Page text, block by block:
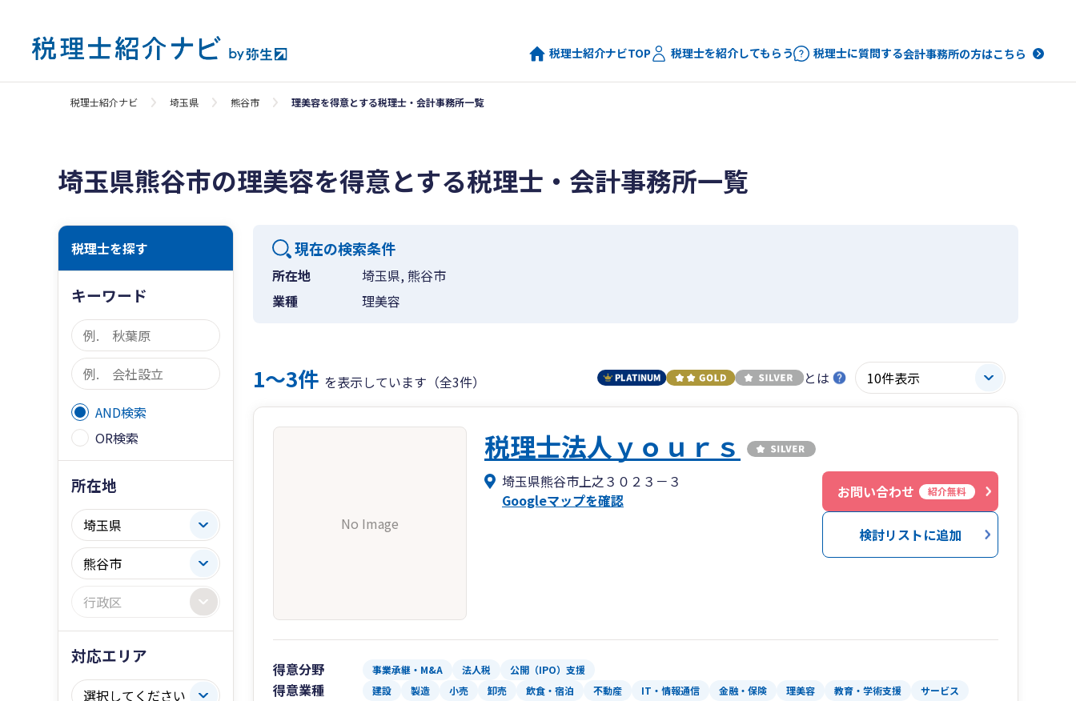
税理士紹介ナビTOP 税理士を紹介してもらう 税理士に質問する会計事務所の方はこちら
税理士紹介ナビ 埼玉県 熊谷市 理美容を得意とする税理士・会計事務所一覧
埼玉県熊谷市の理美容を得意とする税理士・会計事務所一覧
税理士を探す
キーワード
AND検索
OR検索
所在地
対応エリア
現在の検索条件
所在地
埼玉県, 熊谷市
業種
理美容
1〜3件 を表示しています（全3件） とは
No Image
税理士法人ｙｏｕｒｓ
埼玉県熊谷市上之３０２３－３
Googleマップを確認
お問い合わせ 紹介無料
検討リストに追加
得意分野 事業承継・M&A 法人税 公開（IPO）支援
得意業種 建設 製造 小売 卸売 飲食・宿泊 不動産 IT・情報通信 金融・保険 理美容 教育・学術支援
サービス